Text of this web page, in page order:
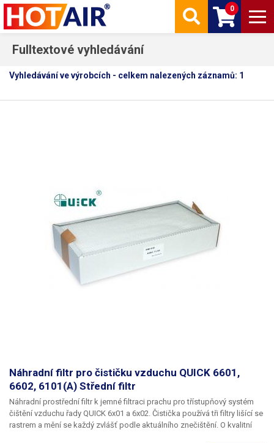
0
Fulltextové vyhledávání
Vyhledávání ve výrobcích - celkem nalezených záznamů: 1
Náhradní filtr pro čističku vzduchu QUICK 6601,
6602, 6101(A) Střední filtr
Náhradní prostřední filtr k jemné filtraci prachu pro třístupňový systém
čištění vzduchu řady QUICK 6x01 a 6x02. Čistička používá tři filtry lišící se
rastrem a mění se každý zvlášť podle aktuálního znečištění. O kvalitní